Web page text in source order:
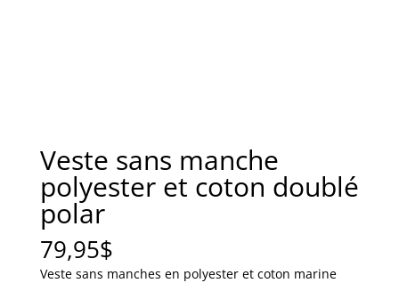
Veste sans manche
polyester et coton doublé
polar
79,95$
Veste sans manches en polyester et coton marine